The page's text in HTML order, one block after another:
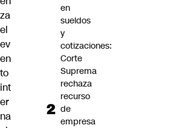
za
el
ev
en
to
int
er
na
en
sueldos
y
cotizaciones:
Corte
Suprema
rechaza
recurso
de
empresa